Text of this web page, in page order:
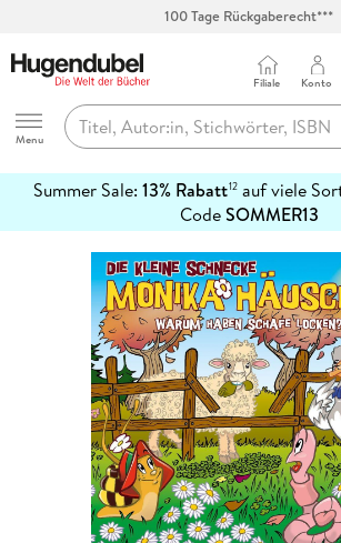
100 Tage Rückgaberecht***
Hugendubel
Menu
Filiale Konto
Summer Sale: 13% Rabatt12auf viele
CodeSOMMER13
erfahren